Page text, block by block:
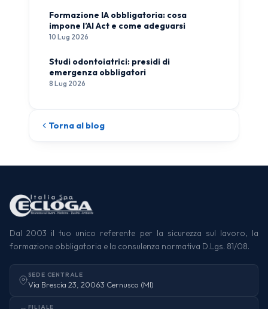
Formazione IA obbligatoria: cosa
impone l’AI Act e come adeguarsi
10 Lug 2026
Studi odontoiatrici: presidi di
emergenza obbligatori
8 Lug 2026
Torna al blog
Dal 2003 il tuo unico referente per la sicurezza sul lavoro, la
formazione obbligatoria e la consulenza normativa D.Lgs. 81/08.
SEDE CENTRALE
Via Brescia 23, 20063 Cernusco (MI)
FILIALE